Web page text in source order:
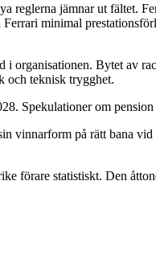
reglerna jämnar ut fältet.
minimal
organisationen. Bytet av
och teknisk trygghet.
Spekulationer om
vinnarform på rätt bana
förare statistiskt. Den